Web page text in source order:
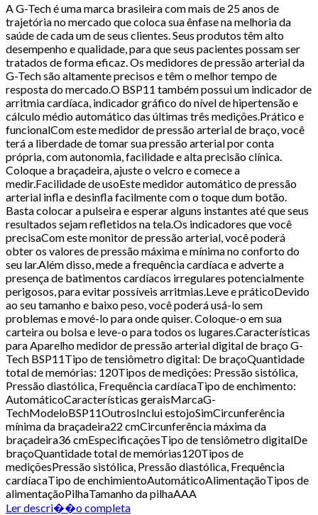
A G-Tech é uma marca brasileira com mais de 25 anos de
trajetória no mercado que coloca sua ênfase na melhoria da
saúde de cada um de seus clientes. Seus produtos têm alto
desempenho e qualidade, para que seus pacientes possam ser
tratados de forma eficaz. Os medidores de pressão arterial da
G-Tech são altamente precisos e têm o melhor tempo de
resposta do mercado.O BSP11 também possui um indicador de
arritmia cardíaca, indicador gráfico do nível de hipertensão e
cálculo médio automático das últimas três medições.Prático e
funcionalCom este medidor de pressão arterial de braço, você
terá a liberdade de tomar sua pressão arterial por conta
própria, com autonomia, facilidade e alta precisão clínica.
Coloque a braçadeira, ajuste o velcro e comece a
medir.Facilidade de usoEste medidor automático de pressão
arterial infla e desinfla facilmente com o toque dum botão.
Basta colocar a pulseira e esperar alguns instantes até que seus
resultados sejam refletidos na tela.Os indicadores que você
precisaCom este monitor de pressão arterial, você poderá
obter os valores de pressão máxima e mínima no conforto do
seu lar.Além disso, mede a frequência cardíaca e adverte a
presença de batimentos cardíacos irregulares potencialmente
perigosos, para evitar possíveis arritmias.Leve e práticoDevido
ao seu tamanho e baixo peso, você poderá usá-lo sem
problemas e mové-lo para onde quiser. Coloque-o em sua
carteira ou bolsa e leve-o para todos os lugares.Características
para Aparelho medidor de pressão arterial digital de braço G-
Tech BSP11Tipo de tensiômetro digital: De braçoQuantidade
total de memórias: 120Tipos de medições: Pressão sistólica,
Pressão diastólica, Frequência cardíacaTipo de enchimento:
AutomáticoCaracterísticas geraisMarcaG-
TechModeloBSP11OutrosInclui estojoSimCircunferência
mínima da braçadeira22 cmCircunferência máxima da
braçadeira36 cmEspecificaçõesTipo de tensiômetro digitalDe
braçoQuantidade total de memórias120Tipos de
mediçõesPressão sistólica, Pressão diastólica, Frequência
cardíacaTipo de enchimientoAutomáticoAlimentaçãoTipos de
alimentaçãoPilhaTamanho da pilhaAAA
Ler descri��o completa